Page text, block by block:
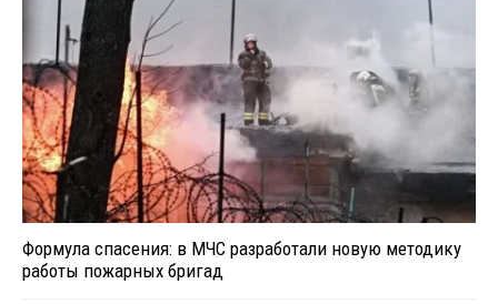
Формула спасения: в МЧС разработали новую методику
работы пожарных бригад